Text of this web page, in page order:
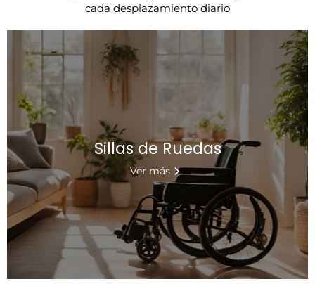
cada desplazamiento diario
Sillas de Ruedas
Ver más